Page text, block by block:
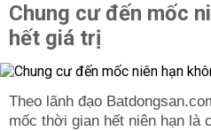
Chung cư đến mốc
hết giá trị
Theo lãnh đạo
mốc thời gian hết niên hạn là